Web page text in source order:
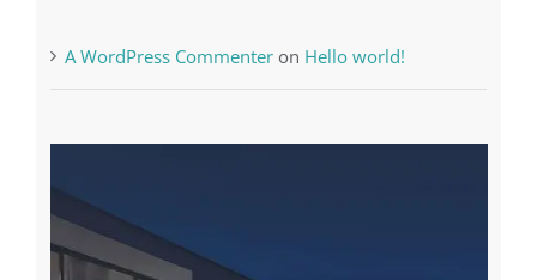
A WordPress Commenteron Hello world!